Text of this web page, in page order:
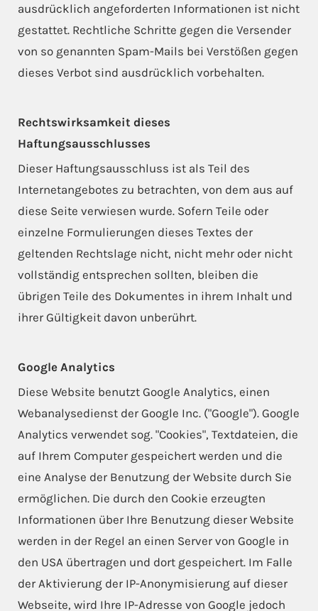
ausdrücklich angeforderten Informationen ist nicht
gestattet. Rechtliche Schritte gegen die Versender
von so genannten Spam-Mails bei Verstößen gegen
dieses Verbot sind ausdrücklich vorbehalten.
Rechtswirksamkeit dieses
Haftungsausschlusses
Dieser Haftungsausschluss ist als Teil des
Internetangebotes zu betrachten, von dem aus auf
diese Seite verwiesen wurde. Sofern Teile oder
einzelne Formulierungen dieses Textes der
geltenden Rechtslage nicht, nicht mehr oder nicht
vollständig entsprechen sollten, bleiben die
übrigen Teile des Dokumentes in ihrem Inhalt und
ihrer Gültigkeit davon unberührt.
Google Analytics
Diese Website benutzt Google Analytics, einen
Webanalysedienst der Google Inc. ("Google"). Google
Analytics verwendet sog. "Cookies", Textdateien, die
auf Ihrem Computer gespeichert werden und die
eine Analyse der Benutzung der Website durch Sie
ermöglichen. Die durch den Cookie erzeugten
Informationen über Ihre Benutzung dieser Website
werden in der Regel an einen Server von Google in
den USA übertragen und dort gespeichert. Im Falle
der Aktivierung der IP-Anonymisierung auf dieser
Webseite, wird Ihre IP-Adresse von Google jedoch